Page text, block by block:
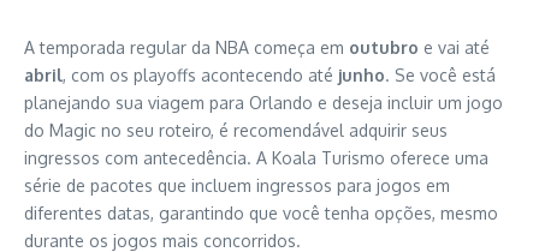
A temporada regular da NBA começa em outubro e vai até
abril, com os playoffs acontecendo até junho. Se você está
planejando sua viagem para Orlando e deseja incluir um jogo
do Magic no seu roteiro, é recomendável adquirir seus
ingressos com antecedência. A Koala Turismo oferece uma
série de pacotes que incluem ingressos para jogos em
diferentes datas, garantindo que você tenha opções, mesmo
durante os jogos mais concorridos.